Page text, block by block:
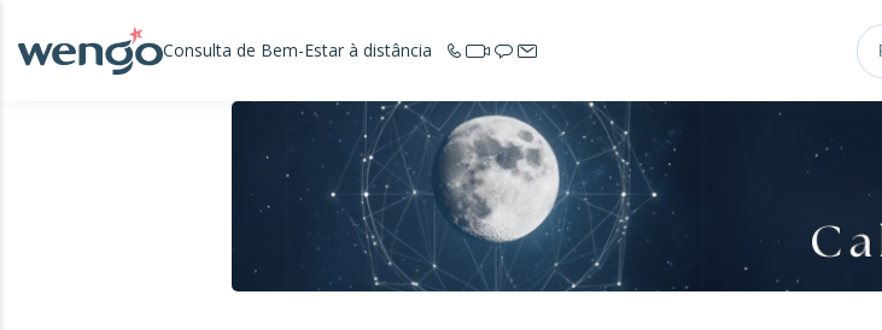
Consulta de Bem-Estar à distância